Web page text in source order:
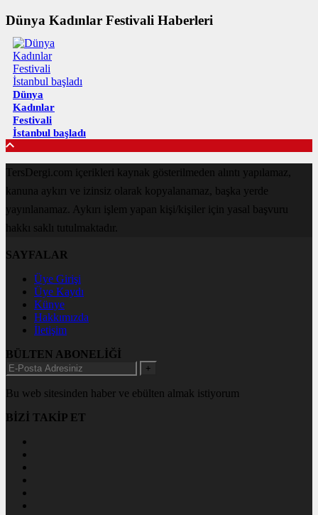
Dünya Kadınlar Festivali Haberleri
Dünya
Kadınlar
Festivali
İstanbul başladı
TersDergi.com içerikleri kaynak gösterilmeden alıntı yapılamaz,
kanuna aykırı ve izinsiz olarak kopyalanamaz, başka yerde
yayınlanamaz. Aykırı işlem yapan kişi/kişiler için yasal başvuru
hakkı saklı tutulmaktadır.
SAYFALAR
Üye Girişi
Üye Kaydı
Künye
Hakkımızda
İletişim
BÜLTEN ABONELİĞİ
+
Bu web sitesinden haber ve ebülten almak istiyorum
BİZİ TAKİP ET